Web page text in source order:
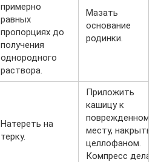
примерно
равных
пропорциях до
получения
однородного
раствора.
Мазать
основание
родинки.
Натереть на
терку.
Приложить
кашицу к
поврежденному
месту, накрыть
целлофаном.
Компресс делать